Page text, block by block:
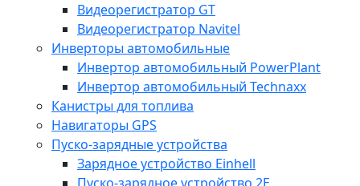
Видеорегистратор GT
Видеорегистратор Navitel
Инверторы автомобильные
Инвертор автомобильный PowerPlant
Инвертор автомобильный Technaxx
Канистры для топлива
Навигаторы GPS
Пуско-зарядные устройства
Зарядное устройство Einhell